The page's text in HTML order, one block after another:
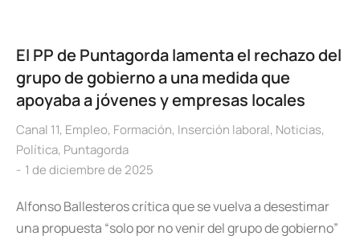
El PP de Puntagorda lamenta el rechazo del
grupo de gobierno a una medida que
apoyaba a jóvenes y empresas locales
Canal 11, Empleo, Formación, Inserción laboral, Noticias,
Política, Puntagorda
1 de diciembre de 2025
Alfonso Ballesteros crítica que se vuelva a desestimar
una propuesta “solo por no venir del grupo de gobierno”